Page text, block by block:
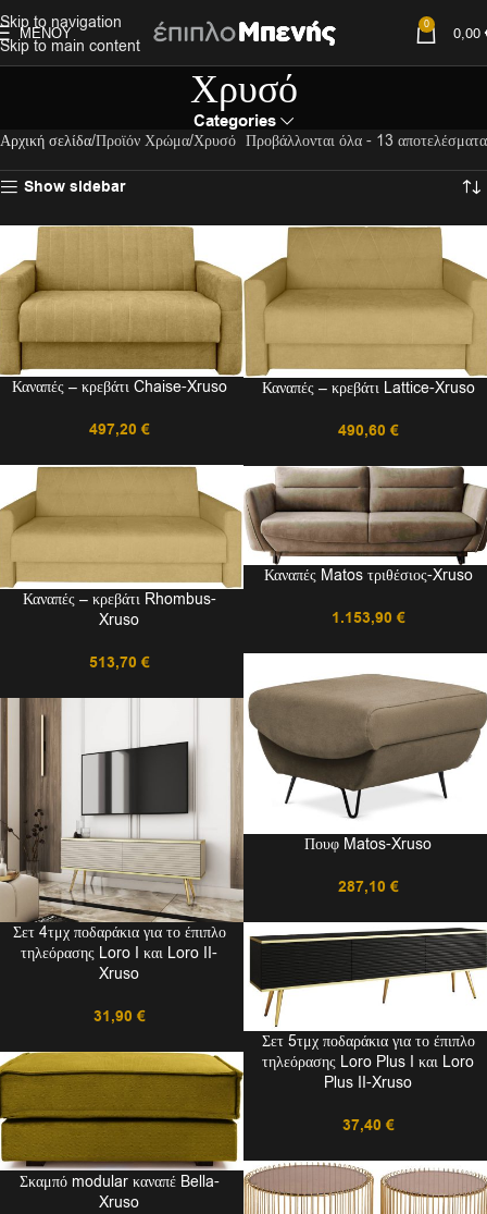
Skip to navigation
Skip to main content
ΜΕΝΟΎ 0 0,00
Χρυσό
Categories
Αρχική σελίδα Προϊόν Χρώμα Χρυσό Προβάλλονται όλα - 13 αποτελέσματα
Show sidebar
Καναπές – κρεβάτι Chaise-Xruso
497,20 €
Καναπές – κρεβάτι Lattice-Xruso
490,60 €
Καναπές – κρεβάτι Rhombus-
Xruso
513,70 €
Καναπές Matos τριθέσιος-Xruso
1.153,90 €
Πουφ Matos-Xruso
287,10 €
Σετ 4τμχ ποδαράκια για το έπιπλο
τηλεόρασης Loro I και Loro II-
Xruso
31,90 €
Σετ 5τμχ ποδαράκια για το έπιπλο
τηλεόρασης Loro Plus I και Loro
Plus II-Xruso
37,40 €
Σκαμπό modular καναπέ Bella-
Xruso